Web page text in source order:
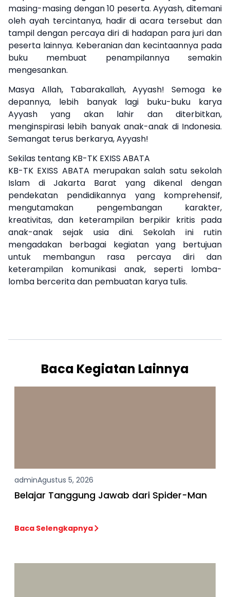
masing-masing dengan 10 peserta. Ayyash, ditemani
oleh ayah tercintanya, hadir di acara tersebut dan
tampil dengan percaya diri di hadapan para juri dan
peserta lainnya. Keberanian dan kecintaannya pada
buku membuat penampilannya semakin
mengesankan.
Masya Allah, Tabarakallah, Ayyash! Semoga ke
depannya, lebih banyak lagi buku-buku karya
Ayyash yang akan lahir dan diterbitkan,
menginspirasi lebih banyak anak-anak di Indonesia.
Semangat terus berkarya, Ayyash!
Sekilas tentang KB-TK EXISS ABATA
KB-TK EXISS ABATA merupakan salah satu sekolah
Islam di Jakarta Barat yang dikenal dengan
pendekatan pendidikannya yang komprehensif,
mengutamakan pengembangan karakter,
kreativitas, dan keterampilan berpikir kritis pada
anak-anak sejak usia dini. Sekolah ini rutin
mengadakan berbagai kegiatan yang bertujuan
untuk membangun rasa percaya diri dan
keterampilan komunikasi anak, seperti lomba-
lomba bercerita dan pembuatan karya tulis.
Baca Kegiatan Lainnya
adminAgustus 5, 2026
Belajar Tanggung Jawab dari Spider-Man
Baca Selengkapnya